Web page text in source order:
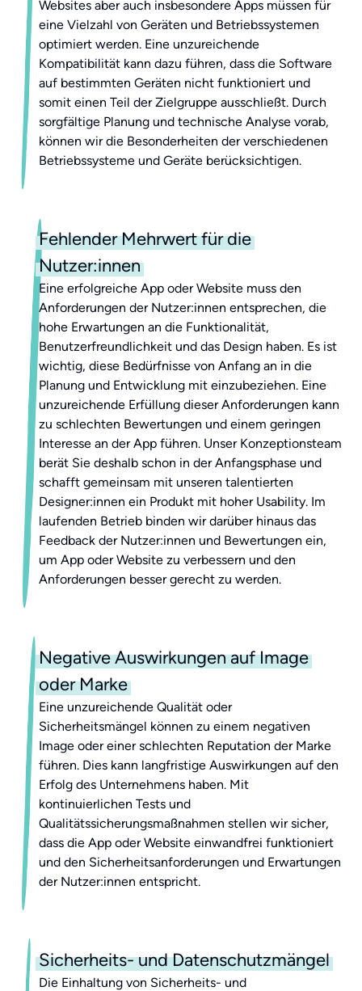
Websites aber auch insbesondere Apps müssen für
eine Vielzahl von Geräten und Betriebssystemen
optimiert werden. Eine unzureichende
Kompatibilität kann dazu führen, dass die Software
auf bestimmten Geräten nicht funktioniert und
somit einen Teil der Zielgruppe ausschließt. Durch
sorgfältige Planung und technische Analyse vorab,
können wir die Besonderheiten der verschiedenen
Betriebssysteme und Geräte berücksichtigen.
Fehlender Mehrwert für die
Nutzer:innen
Eine erfolgreiche App oder Website muss den
Anforderungen der Nutzer:innen entsprechen, die
hohe Erwartungen an die Funktionalität,
Benutzerfreundlichkeit und das Design haben. Es ist
wichtig, diese Bedürfnisse von Anfang an in die
Planung und Entwicklung mit einzubeziehen. Eine
unzureichende Erfüllung dieser Anforderungen kann
zu schlechten Bewertungen und einem geringen
Interesse an der App führen. Unser Konzeptionsteam
berät Sie deshalb schon in der Anfangsphase und
schafft gemeinsam mit unseren talentierten
Designer:innen ein Produkt mit hoher Usability. Im
laufenden Betrieb binden wir darüber hinaus das
Feedback der Nutzer:innen und Bewertungen ein,
um App oder Website zu verbessern und den
Anforderungen besser gerecht zu werden.
Negative Auswirkungen auf Image
oder Marke
Eine unzureichende Qualität oder
Sicherheitsmängel können zu einem negativen
Image oder einer schlechten Reputation der Marke
führen. Dies kann langfristige Auswirkungen auf den
Erfolg des Unternehmens haben. Mit
kontinuierlichen Tests und
Qualitätssicherungsmaßnahmen stellen wir sicher,
dass die App oder Website einwandfrei funktioniert
und den Sicherheitsanforderungen und Erwartungen
der Nutzer:innen entspricht.
Sicherheits- und Datenschutzmängel
Die Einhaltung von Sicherheits- und